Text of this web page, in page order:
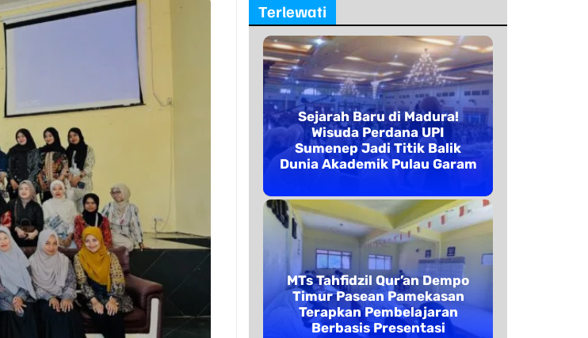
Terlewati
Sejarah Baru di Madura!
Wisuda Perdana UPI
Sumenep Jadi Titik Balik
Dunia Akademik Pulau Garam
MTs Tahfidzil Qur’an Dempo
Timur Pasean Pamekasan
Terapkan Pembelajaran
Berbasis Presentasi